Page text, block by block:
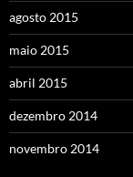
agosto 2015
maio 2015
abril 2015
dezembro 2014
novembro 2014